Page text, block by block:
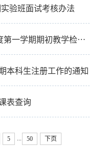
验班面试考核办法
关于开展2025～2026学年度第一学期期初教学检查的通知
本科生注册工作的通知
表查询
5 50 下页